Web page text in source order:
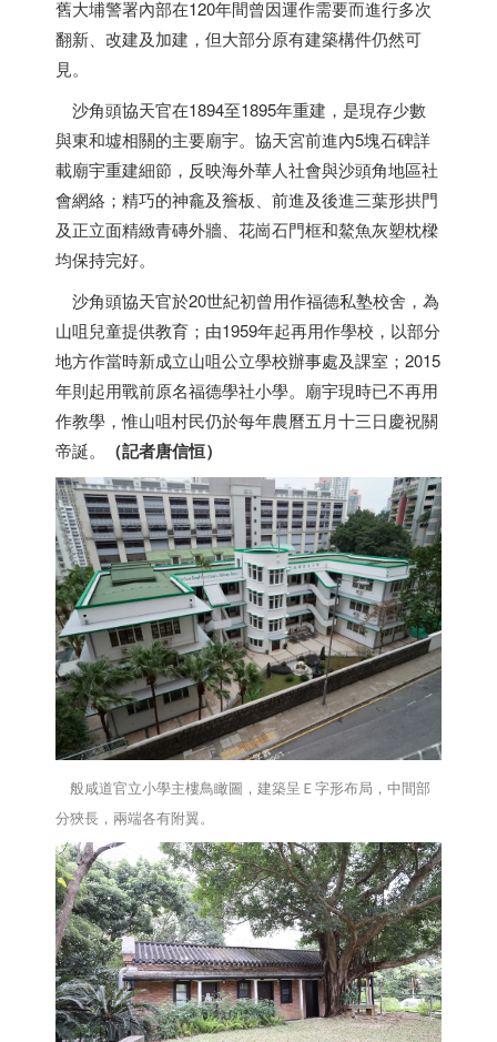
舊大埔警署內部在120年間曾因運作需要而進行多次
翻新、改建及加建，但大部分原有建築構件仍然可
見。
沙角頭協天官在1894至1895年重建，是現存少數
與東和墟相關的主要廟宇。協天宮前進內5塊石碑詳
載廟宇重建細節，反映海外華人社會與沙頭角地區社
會網絡；精巧的神龕及簷板、前進及後進三葉形拱門
及正立面精緻青磚外牆、花崗石門框和鰲魚灰塑枕樑
均保持完好。
沙角頭協天官於20世紀初曾用作福德私塾校舍，為
山咀兒童提供教育；由1959年起再用作學校，以部分
地方作當時新成立山咀公立學校辦事處及課室；2015
年則起用戰前原名福德學社小學。廟宇現時已不再用
作教學，惟山咀村民仍於每年農曆五月十三日慶祝關
帝誕。
（記者唐信恒）
般咸道官立小學主樓鳥瞰圖，建築呈Ｅ字形布局，中間部
分狹長，兩端各有附翼。